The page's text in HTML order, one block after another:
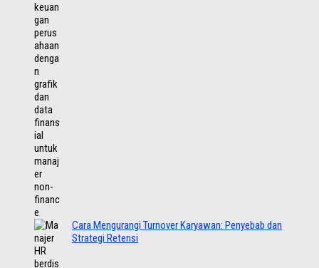
Cara Mengurangi Turnover Karyawan: Penyebab dan
Strategi Retensi